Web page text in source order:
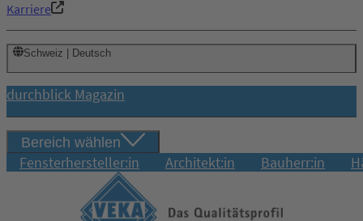
Karriere
Schweiz | Deutsch
durchblick Magazin
Bereich wählen
Fensterhersteller:in Architekt:in Bauherr:in